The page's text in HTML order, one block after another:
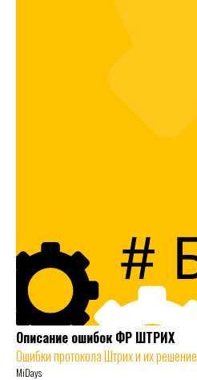
Описание ошибок ФР ШТРИХ
Ошибки протокола Штрих и их решение
MiDays